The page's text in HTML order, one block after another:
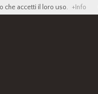
che accetti il loro uso. +Info